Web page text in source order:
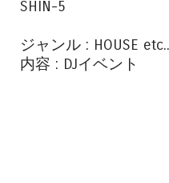
SHIN-5
ジャンル : HOUSE
内容 : DJイベント